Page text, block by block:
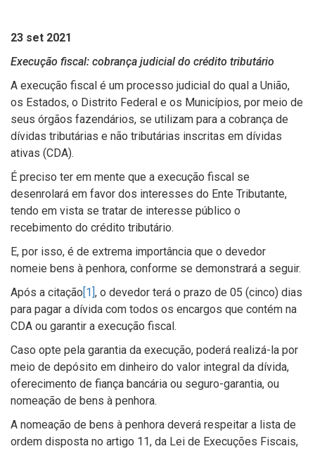
23 set 2021
Execução fiscal: cobrança judicial do crédito tributário
A execução fiscal é um processo judicial do qual a União,
os Estados, o Distrito Federal e os Municípios, por meio de
seus órgãos fazendários, se utilizam para a cobrança de
dívidas tributárias e não tributárias inscritas em dívidas
ativas (CDA).
É preciso ter em mente que a execução fiscal se
desenrolará em favor dos interesses do Ente Tributante,
tendo em vista se tratar de interesse público o
recebimento do crédito tributário.
E, por isso, é de extrema importância que o devedor
nomeie bens à penhora, conforme se demonstrará a seguir.
Após a citação[1], o devedor terá o prazo de 05 (cinco) dias
para pagar a dívida com todos os encargos que contém na
CDA ou garantir a execução fiscal.
Caso opte pela garantia da execução, poderá realizá-la por
meio de depósito em dinheiro do valor integral da dívida,
oferecimento de fiança bancária ou seguro-garantia, ou
nomeação de bens à penhora.
A nomeação de bens à penhora deverá respeitar a lista de
ordem disposta no artigo 11, da Lei de Execuções Fiscais,